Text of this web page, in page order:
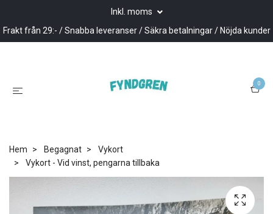
Inkl. moms
Frakt från 29:- / Snabba leveranser / Säkra betalningar / Nöjda kunder
0
Hem Begagnat
Vykort
Vykort - Vid vinst, pengarna tillbaka